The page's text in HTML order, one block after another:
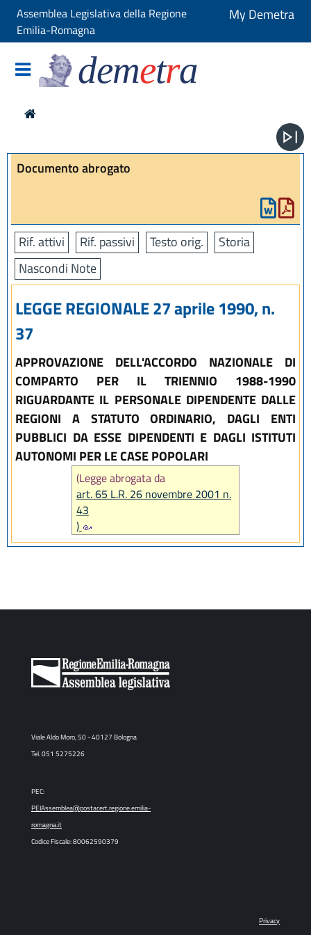
Assemblea Legislativa della Regione
Emilia-Romagna
My Demetra
demetra
Documento abrogato
Rif. attivi Rif. passivi Testo orig.
Storia
Nascondi Note
LEGGE REGIONALE 27 aprile 1990, n.
37
APPROVAZIONE DELL'ACCORDO NAZIONALE DI
COMPARTO PER IL TRIENNIO 1988-1990
RIGUARDANTE IL PERSONALE DIPENDENTE DALLE
REGIONI A STATUTO ORDINARIO, DAGLI ENTI
PUBBLICI DA ESSE DIPENDENTI E DAGLI ISTITUTI
AUTONOMI PER LE CASE POPOLARI
(Legge abrogata da
art. 65 L.R. 26 novembre 2001 n.
43
)
Viale Aldo Moro, 50 - 40127 Bologna
Tel. 051 5275226
PEC:
PEIAssemblea@postacert.regione.emilia-
romagna.it
Codice Fiscale: 80062590379
Privacy